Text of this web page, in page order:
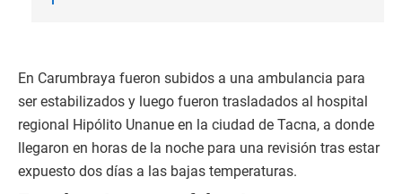
En Carumbraya fueron subidos a una ambulancia para
ser estabilizados y luego fueron trasladados al hospital
regional Hipólito Unanue en la ciudad de Tacna, a donde
llegaron en horas de la noche para una revisión tras estar
expuesto dos días a las bajas temperaturas.